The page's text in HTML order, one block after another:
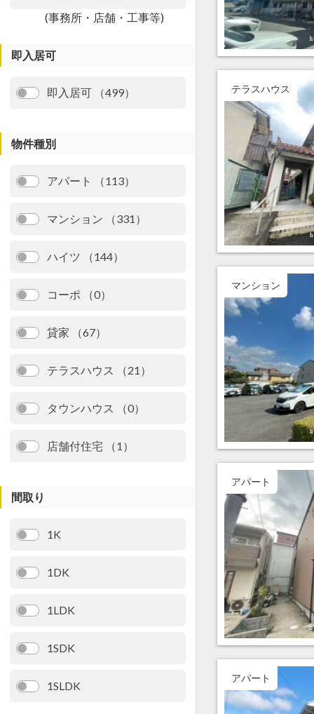
(事務所・店舗・工事等)
即入居可
即入居可 （499）
物件種別
アパート （113）
マンション （331）
ハイツ （144）
コーポ （0）
貸家 （67）
テラスハウス （21）
タウンハウス （0）
店舗付住宅 （1）
間取り
1K
1DK
1LDK
1SDK
1SLDK
テラスハウス
マンション
アパート
アパート